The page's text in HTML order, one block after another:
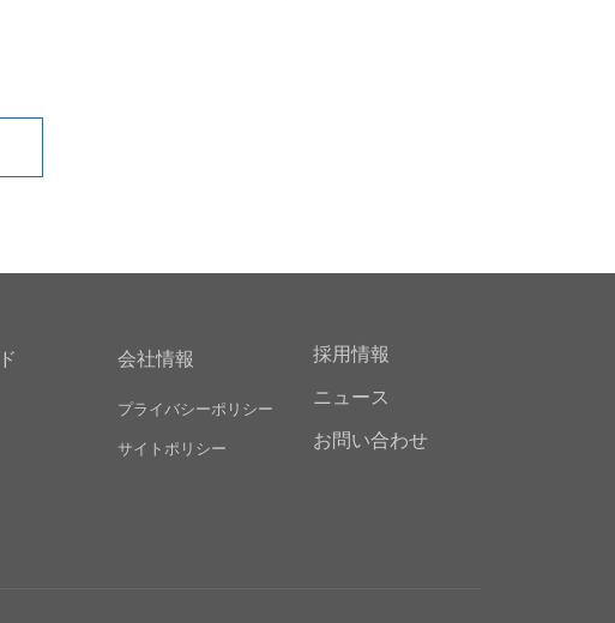
会社情報
プライバシーポリシー
サイトポリシー
採用情報
ニュース
お問い合わせ